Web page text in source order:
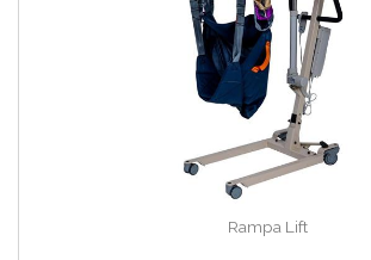
Rampa Lift